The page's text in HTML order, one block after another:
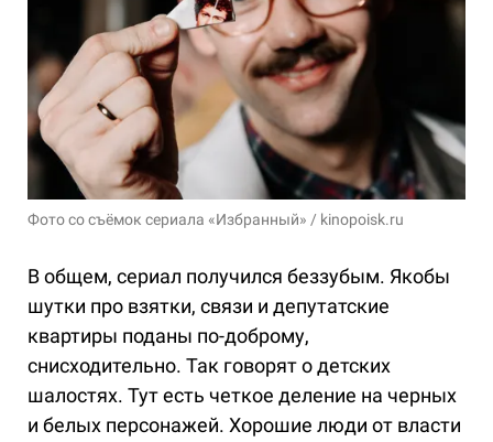
Фото со съёмок сериала «Избранный» / kinopoisk.ru
В общем, сериал получился беззубым. Якобы
шутки про взятки, связи и депутатские
квартиры поданы по-доброму,
снисходительно. Так говорят о детских
шалостях. Тут есть четкое деление на черных
и белых персонажей. Хорошие люди от власти